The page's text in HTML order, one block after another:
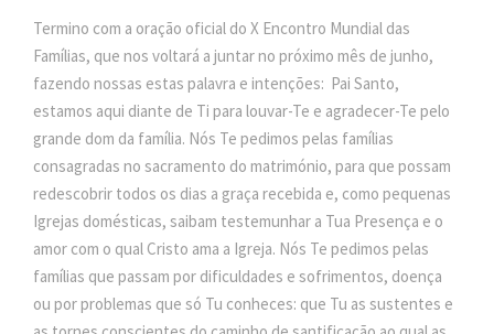
Termino com a oração oficial do X Encontro Mundial das
Famílias, que nos voltará a juntar no próximo mês de junho,
fazendo nossas estas palavra e intenções: Pai Santo,
estamos aqui diante de Ti para louvar-Te e agradecer-Te pelo
grande dom da família. Nós Te pedimos pelas famílias
consagradas no sacramento do matrimónio, para que possam
redescobrir todos os dias a graça recebida e, como pequenas
Igrejas domésticas, saibam testemunhar a Tua Presença e o
amor com o qual Cristo ama a Igreja. Nós Te pedimos pelas
famílias que passam por dificuldades e sofrimentos, doença
ou por problemas que só Tu conheces: que Tu as sustentes e